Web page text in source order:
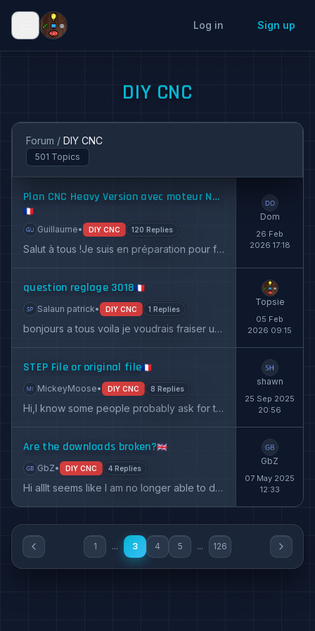
Log in Sign up
DIY CNC
Forum / DIY CNC
501 Topics
Plan CNC Heavy Version avec moteur NEMA 23 + Questions
🇫🇷
Guillaume• DIY CNC 120 Replies
Salut à tous !Je suis en préparation pour fabriquer cette belle CNC avec les NEMA 23. Donc déjà merci au créateur c'est vraiment du super bo...
Dom
26 Feb
2026 17:18
question reglage 3018🇫🇷
Salaun patrick• DIY CNC 1 Replies
bonjours a tous voila je voudrais fraiser un bas relief mais j'ai le probleme que les passe son trop profonde bien qu'a la creation du gcode...
Topsie
05 Feb
2026 09:15
STEP File or original file🇫🇷
MickeyMoose• DIY CNC 8 Replies
Hi,I know some people probably ask for this already but I can't find any STEP file or original files on your website? Is it out yet or only...
shawn
25 Sep 2025
20:56
Are the downloads broken?🇬🇧
GbZ• DIY CNC 4 Replies
Hi allIt seems like I am no longer able to download any of the files? Am I the only one?Can I have somebody send me the files for nema 23 he...
GbZ
07 May 2025
12:33
1 ... 3 4 5 ... 126